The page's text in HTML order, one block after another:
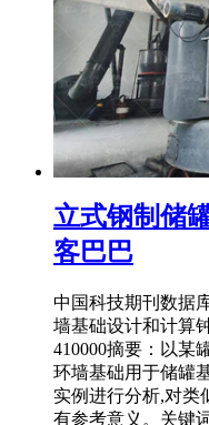
立式钢制储
客巴巴
中国科技期刊数据
墙基础设计和计算
410000摘要：以某
环墙基础用于储罐
实例进行分析,对类
有参考意义。关键